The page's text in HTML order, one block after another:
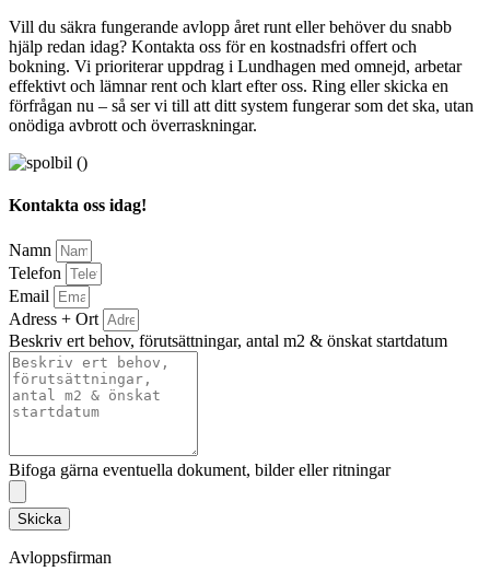
Vill du säkra fungerande avlopp året runt eller behöver du snabb
hjälp redan idag? Kontakta oss för en kostnadsfri offert och
bokning. Vi prioriterar uppdrag i Lundhagen med omnejd, arbetar
effektivt och lämnar rent och klart efter oss. Ring eller skicka en
förfrågan nu – så ser vi till att ditt system fungerar som det ska, utan
onödiga avbrott och överraskningar.
Kontakta oss idag!
Namn
Telefon
Email
Adress + Ort
Beskriv ert behov, förutsättningar, antal m2 & önskat startdatum
Bifoga gärna eventuella dokument, bilder eller ritningar
Skicka
Avloppsfirman